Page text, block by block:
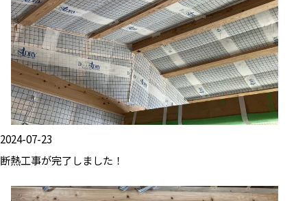
2024-07-23
断熱工事が完了しました！